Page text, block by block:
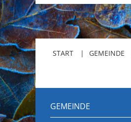
START GEMEINDE
GEMEINDE